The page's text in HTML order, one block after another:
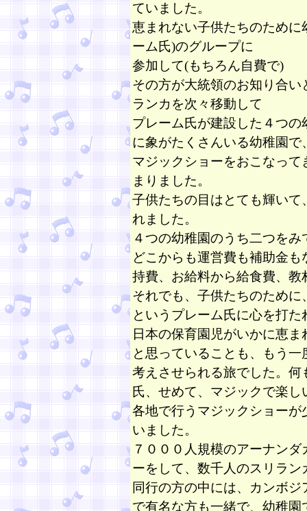
ていました。
恵まれない子供たちのために
ーム氏)のグループに
参加して(もちろん自費で)
その方が大統領のお知り合
ランカを次々移動して
プレーム氏が建設した４つの
に象がたくさんいる幼稚園で
マジックショーをおこなって
まりました。
子供たちの目はとても輝い
れました。
４つの幼稚園のうち二つをみ
どこからも運営費も補助金
持費、お給料から給食費、教
それでも、子供たちのため
という プレーム氏に心を打た
日本の保育園児がいかに恵
と思っていることも 、
もう一
考えさせられる旅でした。 何
氏、 せめて、マジックで楽
各地で行うマジックショー
いました。
７０００人規模のアーナン
ーをして、数千人のスリラン
同行の方の中には、カンボ
で有名な方も一緒で、幼稚園